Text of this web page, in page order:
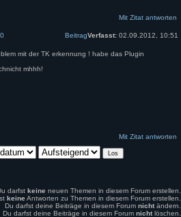
Mit Zitat antworten
BeitragVerfasst: 02.09.2012, 10:51
mit der TK erkennung ! habe das Plugin
mhhh!
Mit Zitat antworten
darfst keine neuen Themen in diesem Forum erstellen.
keineAntworten zu Themen in diesem Forum erstellen.
Du darfst deine Beiträge in diesem Forum nichtändern.
Du darfst deine Beiträge in diesem Forum nichtlöschen.